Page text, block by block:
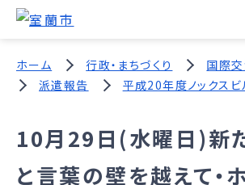
ホーム 行政・まちづくり
国際
派遣報告
平成20年度ノックスビ
10月29日(水曜日)新
と言葉の壁を越えて・